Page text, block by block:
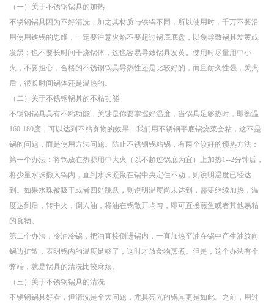
（一）关于不锈钢锅具的加热
不锈钢锅具因为不好清洗，加之其材质与铁锅不同，所以使用时，千万不要沿
用使用铁锅的思维，一定要注意火焰不要超过锅底底盘，以免导致锅具发黄或
发黑；也不要长时间干烧锅体，这也容易导致锅具发黄。使用时尽量用中小
火，不要担心，合格的不锈钢锅具导热性还是比较好的，而且耐久性强，关火
后，很长时间锅体还是温热的。
（二）关于不锈钢锅具的不粘功能
不锈钢锅具具有不粘功能，关键是你要掌握好温度，当锅具足够热时，即衡温
160-180度，可以达到不粘食物的效果。我们用不锈钢平底锅烧菜会粘，这不是
锅的问题，而是使用方法问题。防止不锈钢锅粘锅，有两个较好的预热方法：
第一个办法：将锅放在热源用中大火（以不超过锅底为宜）上加热1--2分钟后，
将少量水珠撒入锅内，直到水珠凝聚在锅中央定住不动，则说明温度已经达
到。如果水珠被吸干或者四处跳跃，则说明温度尚未达到，需要继续加热，温
度达到后，转中火，倒入油，将油在锅散开均匀，即可直接煎鱼或者其他易粘
的食物。
第二个办法：冷油冷锅，把油直接倒进锅内，一直加热至油在锅中产生油纹向
锅边扩散，表明锅内的温度足够了，这时才放食物烹煮。但是，这个办法有个
弊端，就是锅具的清洗比较麻烦。
（三）关于不锈钢锅具的清洗
不锈钢锅具好看，但清洗是个大问题，尤其亮光的锅具更是如此。之前，用过